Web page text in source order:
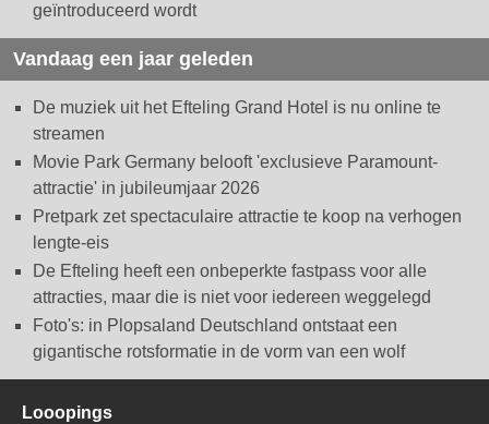
geïntroduceerd wordt
Vandaag een jaar geleden
De muziek uit het Efteling Grand Hotel is nu online te
streamen
Movie Park Germany belooft 'exclusieve Paramount-
attractie' in jubileumjaar 2026
Pretpark zet spectaculaire attractie te koop na verhogen
lengte-eis
De Efteling heeft een onbeperkte fastpass voor alle
attracties, maar die is niet voor iedereen weggelegd
Foto's: in Plopsaland Deutschland ontstaat een
gigantische rotsformatie in de vorm van een wolf
Looopings